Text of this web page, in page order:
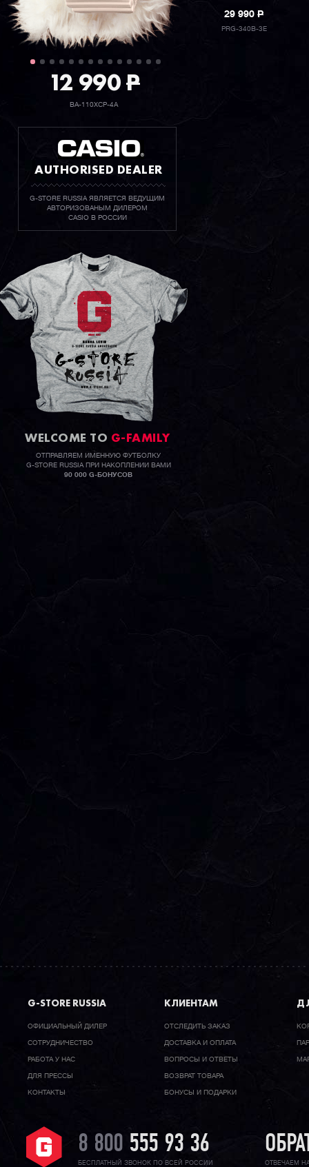
12 990P
BA-110XCP-4A
AUTHORISED DEALER
G-STORE RUSSIA ЯВЛЯЕТСЯ ВЕДУЩИМ
АВТОРИЗОВАНЫМ ДИЛЕРОМ
CASIO В РОССИИ
WELCOME TO G-FAMILY
ОТПРАВЛЯЕМ ИМЕННУЮ ФУТБОЛКУ
G-STORE RUSSIA ПРИ НАКОПЛЕНИИ ВАМИ
90 000 G-БОНУСОВ
29 990P
PRG-340B-3E
G-STORE RUSSIA
ОФИЦИАЛЬНЫЙ ДИЛЕР
CОТРУДНИЧЕСТВО
РАБОТА У НАС
ДЛЯ ПРЕССЫ
КОНТАКТЫ
КЛИЕНТАМ
ОТСЛЕДИТЬ ЗАКАЗ
ДОСТАВКА И ОПЛАТА
ВОПРОСЫ И ОТВЕТЫ
ВОЗВРАТ ТОВАРА
БОНУСЫ И ПОДАРКИ
8 800 555 93 36
БЕСПЛАТНЫЙ ЗВОНОК ПО ВСЕЙ РОССИИ ОТВЕЧАЕМ